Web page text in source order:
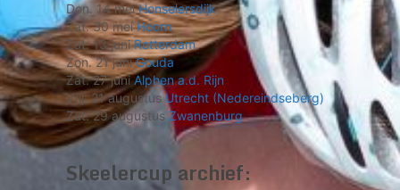
Don. 14 meiHonselersdijk
Zat. 30 meiHoorn
Zat. 13 juniRotterdam
Zon. 21 juniGouda
Zat. 27 juniAlphen a.d. Rijn
Vrij. 21 augustusUtrecht (Nedereindseberg)
Zat. 29 augustusZwanenburg
Skeelercup archief: